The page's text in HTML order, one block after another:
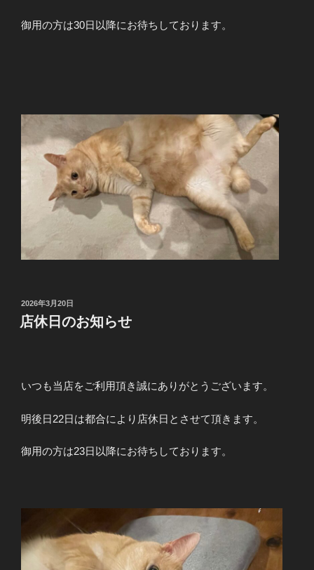
御用の方は30日以降にお待ちしております。
投
稿
日:
2026年3月20日
店休日のお知らせ
いつも当店をご利用頂き誠にありがとうございます。
明後日22日は都合により店休日とさせて頂きます。
御用の方は23日以降にお待ちしております。